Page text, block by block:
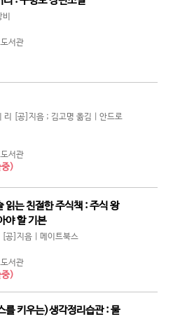
서관
리 [공]지음 ; 김고명 옮김 | 안드로
서관
중)
읽는 친절한 주식책 : 주식 왕
야 할 기본
[공]지음 | 메이트북스
서관
중)
를 키우는)생각정리습관 : 물